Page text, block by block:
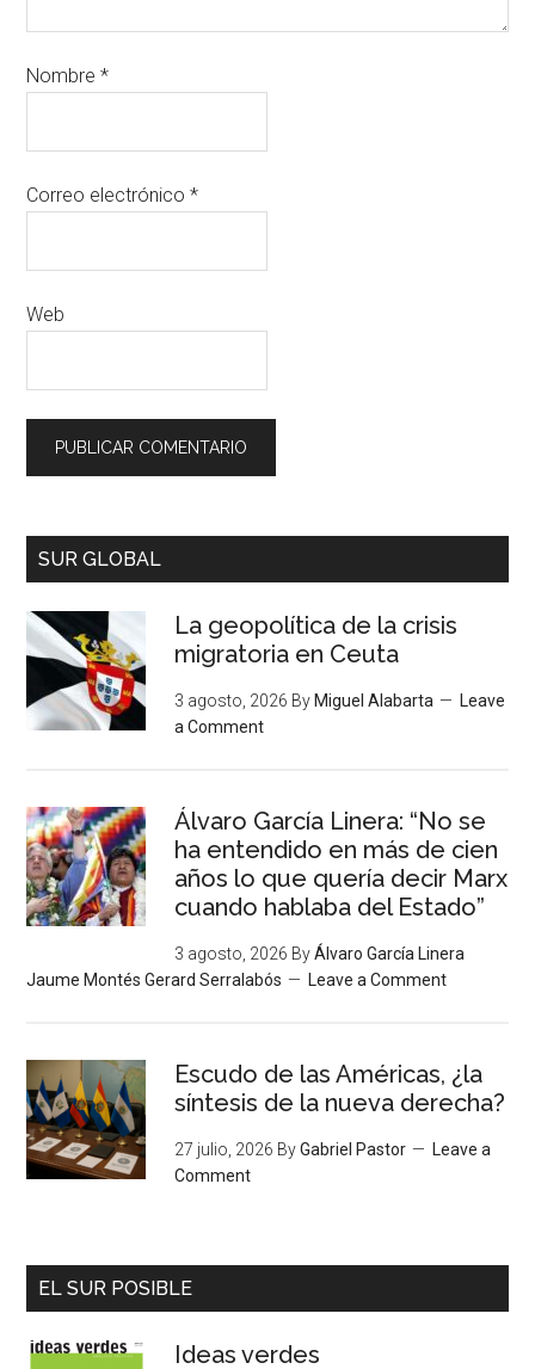
Nombre*
Correo electrónico*
Web
SUR GLOBAL
La geopolítica de la crisis
migratoria en Ceuta
3 agosto, 2026 By Miguel Alabarta
Leave
a Comment
Álvaro García Linera: “No se
ha entendido en más de cien
años lo que quería decir Marx
cuando hablaba del Estado”
3 agosto, 2026 ByÁlvaro García Linera
Jaume Montés Gerard Serralabós
Leave a Comment
Escudo de las Américas, ¿la
síntesis de la nueva derecha?
27 julio, 2026 ByGabriel Pastor
Leave a
Comment
EL SUR POSIBLE
Ideas verdes